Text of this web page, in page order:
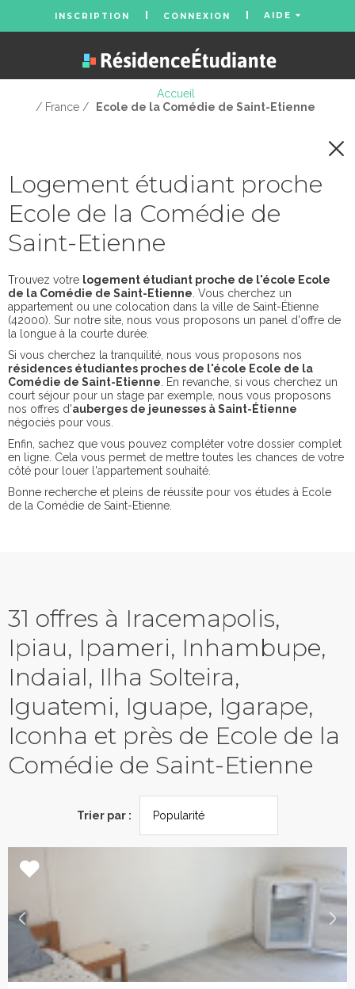
INSCRIPTION CONNEXION AIDE
Accueil
/ France /
Ecole de la Comédie de Saint-Etienne
Logement étudiant proche
Ecole de la Comédie de
Saint-Etienne
Trouvez votre logement étudiant proche de l'école Ecole
de la Comédie de Saint-Etienne . Vous cherchez un
appartement ou une colocation dans la ville de Saint-Étienne
(42000). Sur notre site, nous vous proposons un panel d'offre de
la longue à la courte durée.
Si vous cherchez la tranquilité, nous vous proposons nos
résidences étudiantes proches de l'école Ecole de la
Comédie de Saint-Etienne . En revanche, si vous cherchez un
court séjour pour un stage par exemple, nous vous proposons
nos offres d'auberges de jeunesses à Saint-Étienne
négociés pour vous.
Enfin, sachez que vous pouvez compléter votre dossier complet
en ligne. Cela vous permet de mettre toutes les chances de votre
côté pour louer l'appartement souhaité.
Bonne recherche et pleins de réussite pour vos études à Ecole
de la Comédie de Saint-Etienne.
31 offres à Iracemapolis,
Ipiau, Ipameri, Inhambupe,
Indaial, Ilha Solteira,
Iguatemi, Iguape, Igarape,
Iconha et près de Ecole de la
Comédie de Saint-Etienne
Trier par :